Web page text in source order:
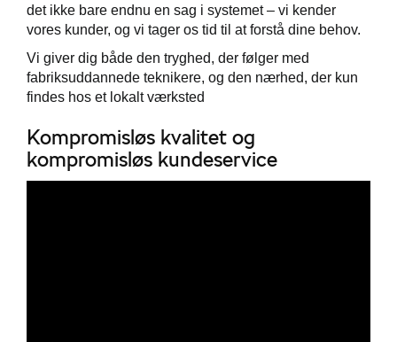
det ikke bare endnu en sag i systemet – vi kender
vores kunder, og vi tager os tid til at forstå dine behov.
Vi giver dig både den tryghed, der følger med
fabriksuddannede teknikere, og den nærhed, der kun
findes hos et lokalt værksted
Kompromisløs kvalitet og
kompromisløs kundeservice